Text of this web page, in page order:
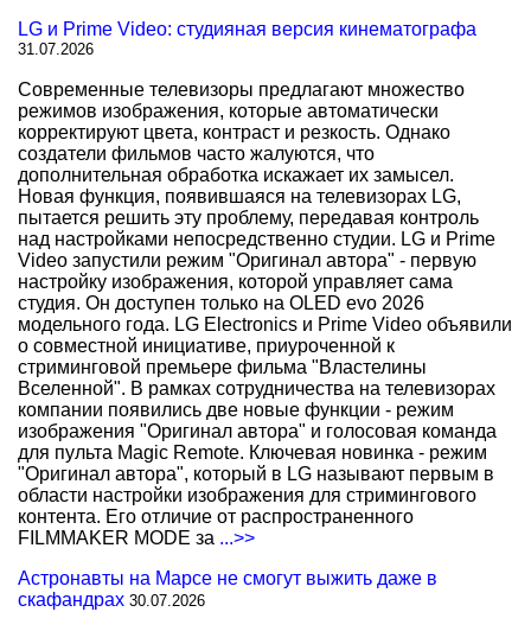
LG и Prime Video: студияная версия кинематографа
31.07.2026
Современные телевизоры предлагают множество
режимов изображения, которые автоматически
корректируют цвета, контраст и резкость. Однако
создатели фильмов часто жалуются, что
дополнительная обработка искажает их замысел.
Новая функция, появившаяся на телевизорах LG,
пытается решить эту проблему, передавая контроль
над настройками непосредственно студии. LG и Prime
Video запустили режим "Оригинал автора" - первую
настройку изображения, которой управляет сама
студия. Он доступен только на OLED evo 2026
модельного года. LG Electronics и Prime Video объявили
о совместной инициативе, приуроченной к
стриминговой премьере фильма "Властелины
Вселенной". В рамках сотрудничества на телевизорах
компании появились две новые функции - режим
изображения "Оригинал автора" и голосовая команда
для пульта Magic Remote. Ключевая новинка - режим
"Оригинал автора", который в LG называют первым в
области настройки изображения для стримингового
контента. Его отличие от распространенного
FILMMAKER MODE за ...>>
Астронавты на Марсе не смогут выжить даже в
скафандрах 30.07.2026